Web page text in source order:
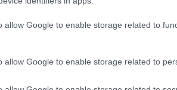
allow Google to enable storage related to
allow Google to enable storage related to
)
tehetünk szert.
döntéseket hozni életünk